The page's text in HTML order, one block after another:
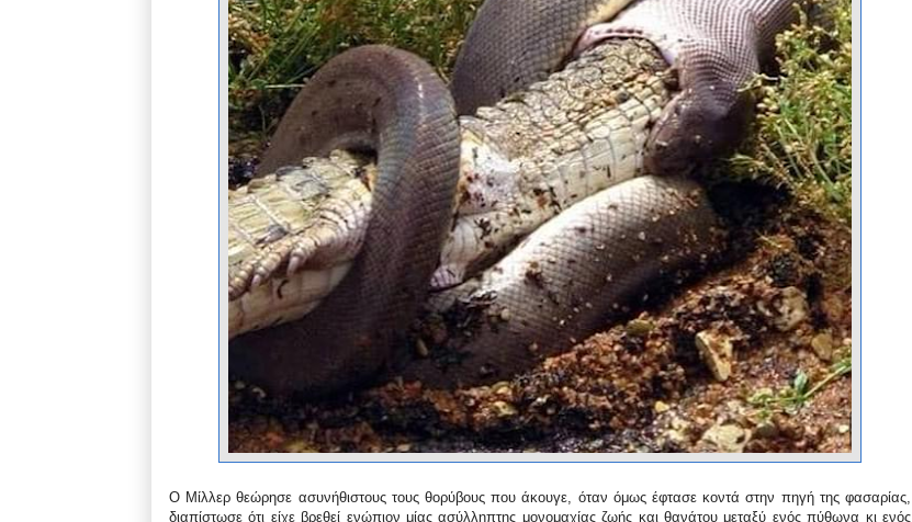
Ο Μίλλερ θεώρησε ασυνήθιστους τους θορύβους που άκουγε, όταν όμως έφτασε κοντά στην πηγή της φασαρίας,
διαπίστωσε ότι είχε βρεθεί ενώπιον μίας ασύλληπτης μονομαχίας ζωής και θανάτου μεταξύ ενός πύθωνα κι ενός